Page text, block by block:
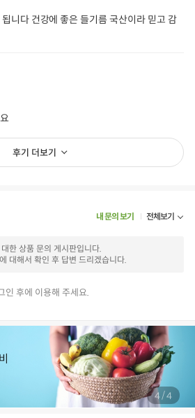
니다 건강에 좋은 들기름 국산이라 믿고 감
후기 더보기
내 문의 보기 전체보기
한 상품 문의 게시판입니다.
대해서 확인 후 답변 드리겠습니다.
인 후에 이용해 주세요.
4/4